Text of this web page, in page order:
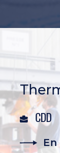
CDD
En